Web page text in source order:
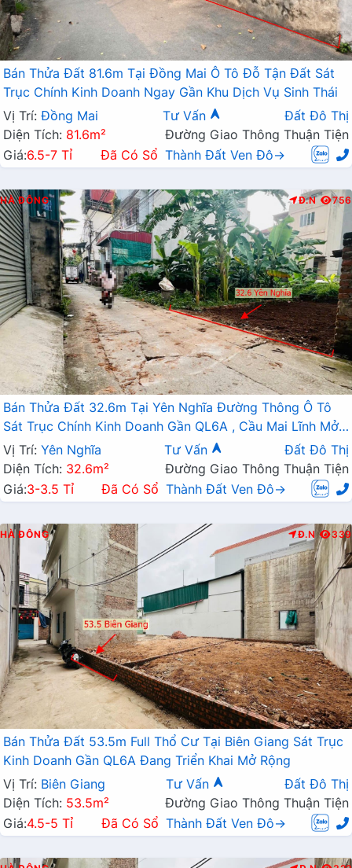
Bán Thửa Đất 81.6m Tại Đồng Mai Ô Tô Đỗ Tận Đất Sát
Trục Chính Kinh Doanh Ngay Gần Khu Dịch Vụ Sinh Thái
Vị Trí: Đồng Mai Tư Vấn
Đất Đô Thị
Diện Tích: 81.6m²
Đường Giao Thông Thuận Tiện
Giá:6.5-7 Tỉ Đã Có Sổ Thành Đất Ven Đô→
HÀ ĐÔNG Đ.N 756
Bán Thửa Đất 32.6m Tại Yên Nghĩa Đường Thông Ô Tô
Sát Trục Chính Kinh Doanh Gần QL6A , Cầu Mai Lĩnh Mở
Rộng
Vị Trí: Yên Nghĩa Tư Vấn
Đất Đô Thị
Diện Tích: 32.6m²
Đường Giao Thông Thuận Tiện
Giá:3-3.5 Tỉ Đã Có Sổ Thành Đất Ven Đô→
HÀ ĐÔNG Đ.N 339
Bán Thửa Đất 53.5m Full Thổ Cư Tại Biên Giang Sát Trục
Kinh Doanh Gần QL6A Đang Triển Khai Mở Rộng
Vị Trí: Biên Giang Tư Vấn
Đất Đô Thị
Diện Tích: 53.5m²
Đường Giao Thông Thuận Tiện
Giá:4.5-5 Tỉ Đã Có Sổ Thành Đất Ven Đô→